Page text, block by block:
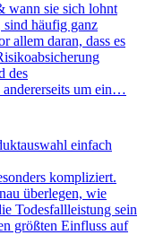
wann sie sich lohnt
sind häufig ganz
allem daran, dass es
des
andererseits um ein…
einfach
kompliziert.
überlegen, wie
Todesfallleistung sein
größten Einfluss auf